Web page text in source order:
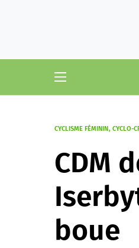
CYCLISME FÉMININ CYCLO-
CDM
boue